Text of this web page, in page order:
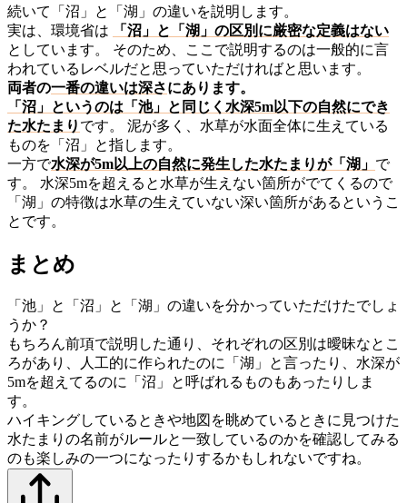
続いて「沼」と「湖」の違いを説明します。
実は、環境省は
「沼」と「湖」の区別に厳密な定義はない
としています。 そのため、ここで説明するのは一般的に言
われているレベルだと思っていただければと思います。
両者の一番の違いは深さにあります。
「沼」というのは「池」と同じく水深5m以下の自然にでき
た水たまり です。 泥が多く、水草が水面全体に生えている
ものを「沼」と指します。
一方で水深が5m以上の自然に発生した水たまりが「湖」 で
す。 水深5mを超えると水草が生えない箇所がでてくるので
「湖」の特徴は水草の生えていない深い箇所があるというこ
とです。
まとめ
「池」と「沼」と「湖」の違いを分かっていただけたでしょ
うか？
もちろん前項で説明した通り、それぞれの区別は曖昧なとこ
ろがあり、人工的に作られたのに「湖」と言ったり、水深が
5mを超えてるのに「沼」と呼ばれるものもあったりしま
す。
ハイキングしているときや地図を眺めているときに見つけた
水たまりの名前がルールと一致しているのかを確認してみる
のも楽しみの一つになったりするかもしれないですね。